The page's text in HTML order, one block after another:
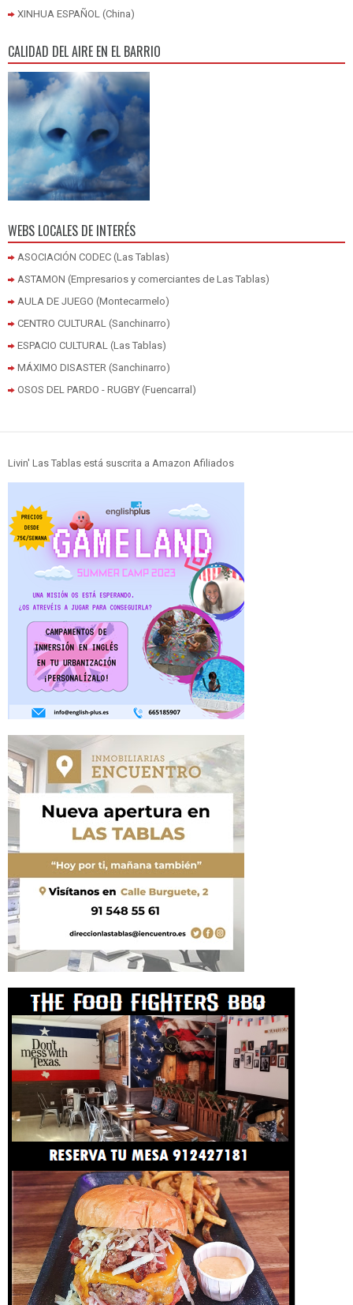
XINHUA ESPAÑOL (China)
CALIDAD DEL AIRE EN EL BARRIO
WEBS LOCALES DE INTERÉS
ASOCIACIÓN CODEC (Las Tablas)
ASTAMON (Empresarios y comerciantes de Las Tablas)
AULA DE JUEGO (Montecarmelo)
CENTRO CULTURAL (Sanchinarro)
ESPACIO CULTURAL (Las Tablas)
MÁXIMO DISASTER (Sanchinarro)
OSOS DEL PARDO - RUGBY (Fuencarral)
Livin' Las Tablas está suscrita a Amazon Afiliados